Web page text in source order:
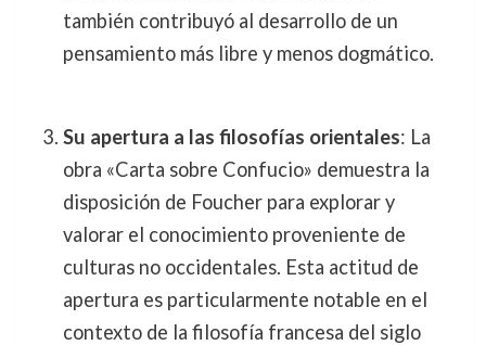
también contribuyó al desarrollo de un
pensamiento más libre y menos dogmático.
Su apertura a las filosofías orientales: La
obra «Carta sobre Confucio» demuestra la
disposición de Foucher para explorar y
valorar el conocimiento proveniente de
culturas no occidentales. Esta actitud de
apertura es particularmente notable en el
contexto de la filosofía francesa del siglo